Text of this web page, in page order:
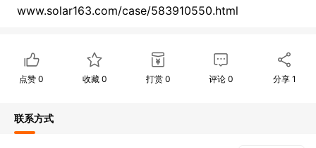
www.solar163.com/case/583910550.html
点赞0 收藏 0 打赏 0 评论0 分享 1
联系方式